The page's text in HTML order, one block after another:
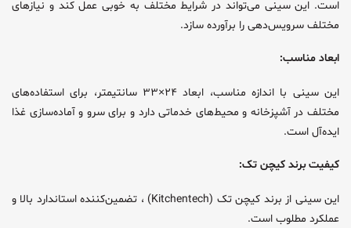
است. این سینی می‌تواند در شرایط مختلف به خوبی عمل کند و نیازهای
مختلف سرویس‌دهی را برآورده سازد.
ابعاد مناسب:
این سینی با اندازه مناسب، ابعاد ۲۴×۳۳ سانتیمتر، برای استفاده‌های
مختلف در آشپزخانه و محیط‌های خدماتی دارد و برای سرو و آماده‌سازی غذا
ایده‌آل است.
کیفیت برند کیچن تک:
این سینی از برند کیچن تک (Kitchentech) ، تضمین‌کننده استاندارد بالا و
عملکرد مطلوب است.